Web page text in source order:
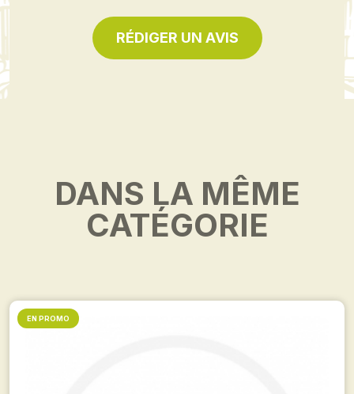
RÉDIGER UN AVIS
DANS LA MÊME
CATÉGORIE
EN PROMO